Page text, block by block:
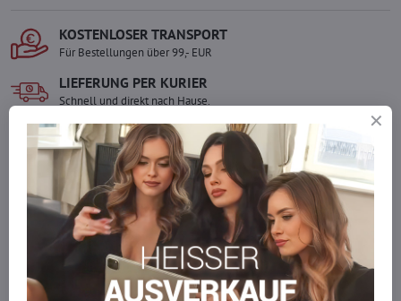
KOSTENLOSER TRANSPORT
Für Bestellungen über 99,- EUR
LIEFERUNG PER KURIER
Schnell und direkt nach Hause.
SICHERE ZAHLUNGEN
Gesicherte Online-Zahlungen
Ware auf Lager
Wir versenden sofort
Werden Sie Teil von everlady
Werden Sie Teil von everlady und genießen Sie einen5 %
Mitgliedervorteilbei jedem Einkauf.
Der Vorteil wird automatisch im Warenkorb angewendet.